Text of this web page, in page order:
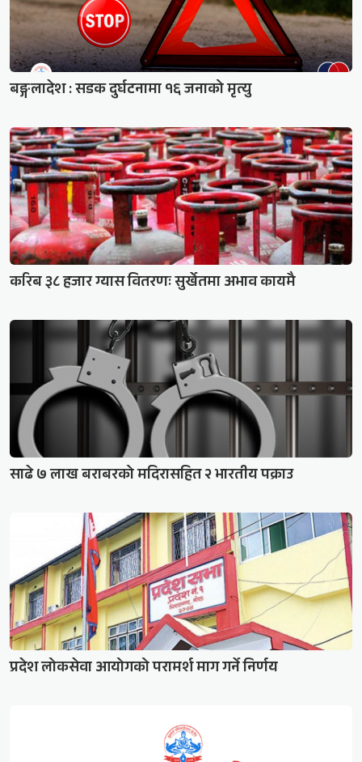
बङ्गलादेश : सडक दुर्घटनामा १६ जनाको मृत्यु
करिब ३८ हजार ग्यास वितरणः सुर्खेतमा अभाव कायमै
साढे ७ लाख बराबरको मदिरासहित २ भारतीय पक्राउ
प्रदेश लोकसेवा आयोगको परामर्श माग गर्ने निर्णय